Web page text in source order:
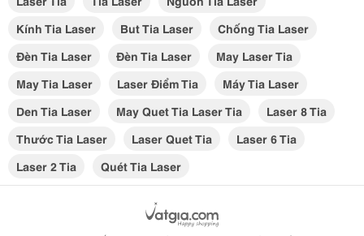
Kính Tia Laser
But Tia Laser
Chống Tia Laser
Đèn Tia Laser
Đèn Tia Laser
May Laser Tia
May Tia Laser
Laser Điểm Tia
Máy Tia Laser
Den Tia Laser
May Quet Tia Laser Tia
Laser 8 Tia
Thước Tia Laser
Laser Quet Tia
Laser 6 Tia
Laser 2 Tia
Quét Tia Laser